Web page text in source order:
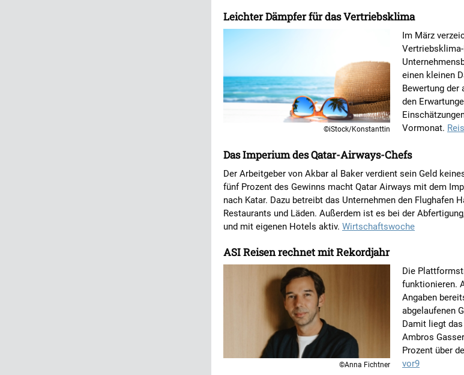
Leichter Dämpfer für das Vertriebsklima
©iStock/Konstanttin
Im März
einen kleinen
Bewertung der
den
Vormonat.
Das Imperium des Qatar-Airways-Chefs
Der Arbeitgeber von Akbar al Baker verdient sein Geld
fünf Prozent des Gewinns macht Qatar Airways mit dem
nach Katar. Dazu betreibt das Unternehmen den Flughafen
Restaurants und Läden. Außerdem ist es bei der
und mit eigenen Hotels aktiv. Wirtschaftswoche
ASI Reisen rechnet mit Rekordjahr
©Anna Fichtner
Die
funktionieren.
Angaben
abgelaufenen
Damit liegt
Ambros
Prozent über
vor9